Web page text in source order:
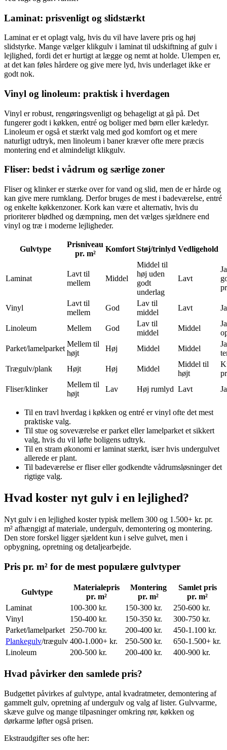
Laminat: prisvenligt og slidstærkt
Laminat er et oplagt valg, hvis du vil have lavere pris og høj
slidstyrke. Mange vælger klikgulv i laminat til udskiftning af gulv i
lejlighed, fordi det er hurtigt at lægge og nemt at holde. Ulempen er,
at det kan føles hårdere og give mere lyd, hvis underlaget ikke er
godt nok.
Vinyl og linoleum: praktisk i hverdagen
Vinyl er robust, rengøringsvenligt og behageligt at gå på. Det
fungerer godt i køkken, entré og boliger med børn eller kæledyr.
Linoleum er også et stærkt valg med god komfort og et mere
naturligt udtryk, men linoleum i baner kræver ofte mere præcis
montering end et almindeligt klikgulv.
Fliser: bedst i vådrum og særlige zoner
Fliser og klinker er stærke over for vand og slid, men de er hårde og
kan give mere rumklang. Derfor bruges de mest i badeværelse, entré
og enkelte køkkenzoner. Kork kan være et alternativ, hvis du
prioriterer blødhed og dæmpning, men det vælges sjældnere end
vinyl og træ i moderne lejligheder.
Gulvtype
Prisniveau
pr. m²
Komfort Støj/trinlyd Vedligehold
Laminat
Lavt til
mellem
Middel
Middel til
høj uden
godt
underlag
Lavt
Vinyl
Lavt til
mellem
God
Lav til
middel
Lavt Ja
Linoleum Mellem God
Lav til
middel
Middel
Parket/lamelparket
Mellem til
højt
Høj Middel Middel
Trægulv/plank
Højt Høj Middel
Middel til
højt
Fliser/klinker
Mellem til
højt
Lav Høj rumlyd Lavt Ja
Til en travl hverdag i køkken og entré er vinyl ofte det mest
praktiske valg.
Til stue og soveværelse er parket eller lamelparket et sikkert
valg, hvis du vil løfte boligens udtryk.
Til en stram økonomi er laminat stærkt, især hvis undergulvet
allerede er plant.
Til badeværelse er fliser eller godkendte vådrumsløsninger det
rigtige valg.
Hvad koster nyt gulv i en lejlighed?
Nyt gulv i en lejlighed koster typisk mellem 300 og 1.500+ kr. pr.
m² afhængigt af materiale, undergulv, demontering og montering.
Den store forskel ligger sjældent kun i selve gulvet, men i
opbygning, opretning og detaljearbejde.
Pris pr. m² for de mest populære gulvtyper
Gulvtype
Materialepris
pr. m²
Montering
pr. m²
Samlet pris
pr. m²
Laminat
100-300 kr. 150-300 kr.
250-600 kr.
Vinyl
150-400 kr. 150-350 kr.
300-750 kr.
Parket/lamelparket
250-700 kr. 200-400 kr.
450-1.100 kr.
Plankegulv/trægulv 400-1.000+ kr. 250-500 kr.
650-1.500+ kr.
Linoleum
200-500 kr. 200-400 kr. 400-900 kr.
Hvad påvirker den samlede pris?
Budgettet påvirkes af gulvtype, antal kvadratmeter, demontering af
gammelt gulv, opretning af undergulv og valg af lister. Gulvvarme,
skæve gulve og mange tilpasninger omkring rør, køkken og
dørkarme løfter også prisen.
Ekstraudgifter ses ofte her: